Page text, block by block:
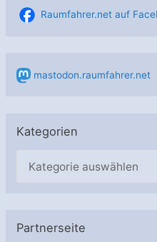
Raumfahrer.net auf
mastodon.raumfahrer.net
Kategorien
g
Partnerseite